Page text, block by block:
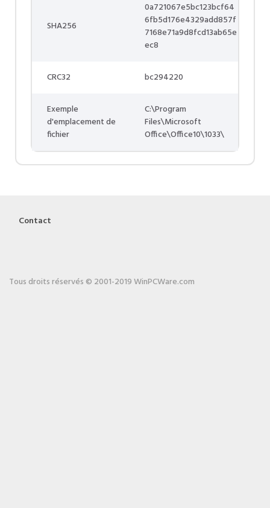
SHA256
0a721067e5bc123bcf64
6fb5d176e4329add857f
7168e71a9d8fcd13ab65e
ec8
CRC32 bc294220
Exemple
d'emplacement de
fichier
C:\Program
Files\Microsoft
Office\Office10\1033\
Contact
Tous droits réservés © 2001-2019 WinPCWare.com